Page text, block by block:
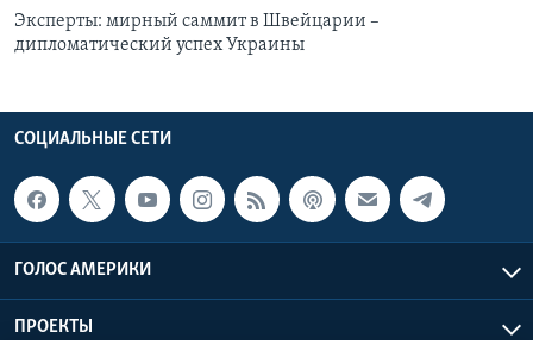
Эксперты: мирный саммит в Швейцарии –
дипломатический успех Украины
СОЦИАЛЬНЫЕ СЕТИ
ГОЛОС АМЕРИКИ
ПРОЕКТЫ